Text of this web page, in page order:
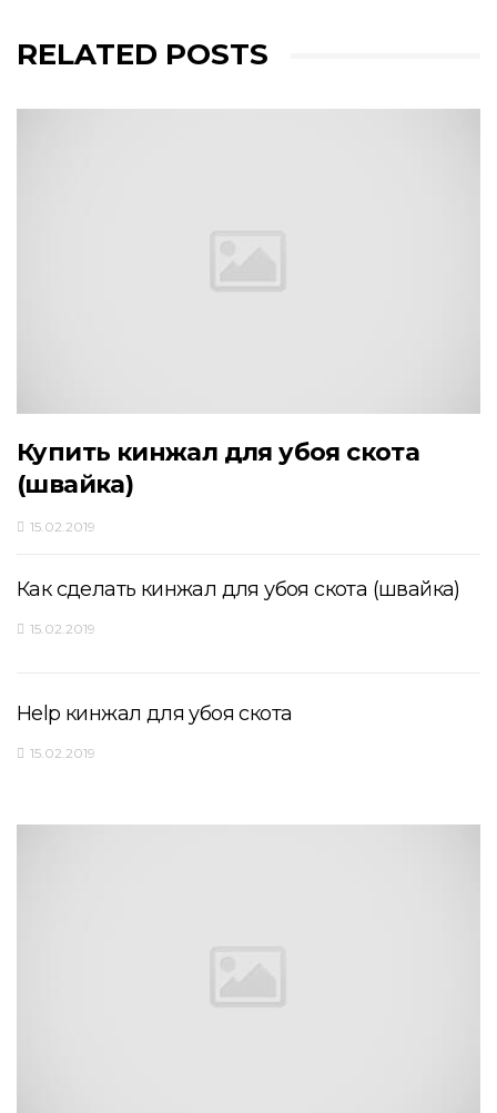
RELATED POSTS
Купить кинжал для убоя скота
(швайка)
15.02.2019
Как сделать кинжал для убоя скота (швайка)
15.02.2019
Help кинжал для убоя скота
15.02.2019